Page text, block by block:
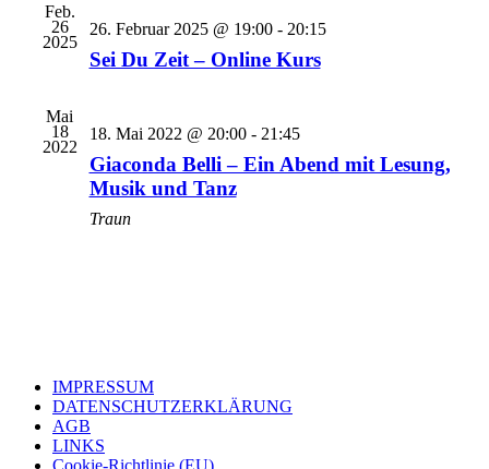
Feb.
26
2025
26. Februar 2025 @ 19:00- 20:15
Sei Du Zeit – Online Kurs
Mai
18
2022
18. Mai 2022 @ 20:00- 21:45
Giaconda Belli – Ein Abend mit Lesung,
Musik und Tanz
Traun
IMPRESSUM
DATENSCHUTZERKLÄRUNG
AGB
LINKS
Cookie-Richtlinie (EU)